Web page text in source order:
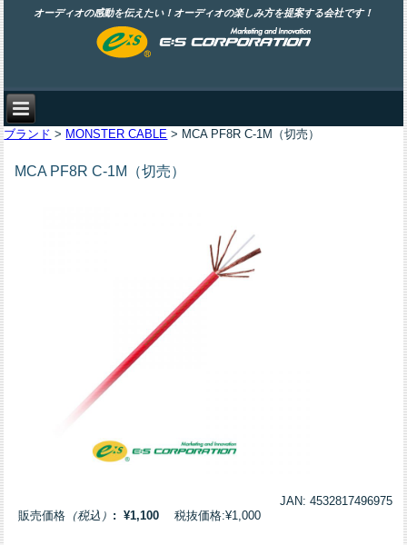
オーディオの感動を伝えたい！オーディオの楽しみ方を提案する会社です！
ブランド > MONSTER CABLE > MCA PF8R C-1M（切売）
MCA PF8R C-1M（切売）
JAN: 4532817496975
販売価格 （税込） : ¥1,100 税抜価格:¥1,000